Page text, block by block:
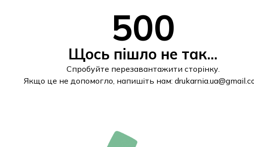
500
Щось пішло не так...
Спробуйте перезавантажити сторінку.
Якщо це не допомогло, напишіть нам: